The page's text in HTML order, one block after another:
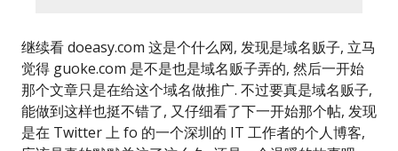
继续看 doeasy.com 这是个什么网, 发现是域名贩子, 立马
觉得 guoke.com 是不是也是域名贩子弄的, 然后一开始
那个文章只是在给这个域名做推广. 不过要真是域名贩子,
能做到这样也挺不错了, 又仔细看了下一开始那个帖, 发现
是在 Twitter 上 fo 的一个深圳的 IT 工作者的个人博客,